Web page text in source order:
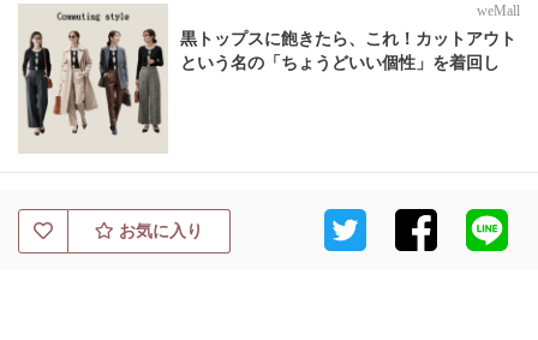
weMall
黒トップスに飽きたら、これ！カットアウト
という名の「ちょうどいい個性」を着回し
お気に入り